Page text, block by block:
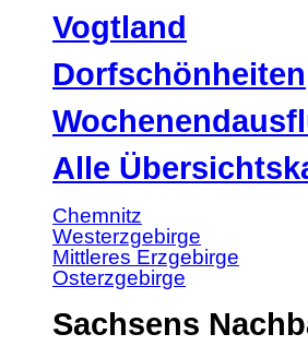
Vogtland
Dorfschönheiten
Alle
Chemnitz
Westerzgebirge
Mittleres Erzgebirge
Osterzgebirge
Sachsens